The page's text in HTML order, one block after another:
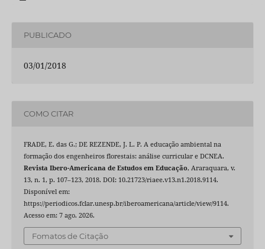
PUBLICADO
03/01/2018
COMO CITAR
FRADE, E. das G.; DE REZENDE, J. L. P. A educação ambiental na
formação dos engenheiros florestais: análise curricular e DCNEA.
Revista Ibero-Americana de Estudos em Educação, Araraquara, v.
13, n. 1, p. 107–123, 2018. DOI: 10.21723/riaee.v13.n1.2018.9114.
Disponível em:
https://periodicos.fclar.unesp.br/iberoamericana/article/view/9114.
Acesso em: 7 ago. 2026.
Fomatos de Citação